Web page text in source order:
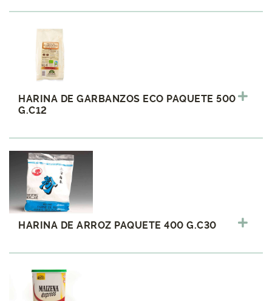
HARINA DE GARBANZOS ECO PAQUETE 500
G.C12
HARINA DE ARROZ PAQUETE 400 G.C30